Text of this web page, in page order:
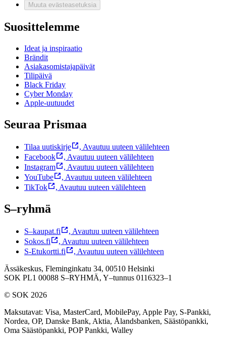
Muuta evästeasetuksia
Suosittelemme
Ideat ja inspiraatio
Brändit
Asiakasomistajapäivät
Tilipäivä
Black Friday
Cyber Monday
Apple-uutuudet
Seuraa Prismaa
Tilaa uutiskirje , Avautuu uuteen välilehteen
Facebook
, Avautuu uuteen välilehteen
Instagram
, Avautuu uuteen välilehteen
YouTube
, Avautuu uuteen välilehteen
TikTok
, Avautuu uuteen välilehteen
S–ryhmä
S–kaupat.fi , Avautuu uuteen välilehteen
Sokos.fi
, Avautuu uuteen välilehteen
S-Etukortti.fi
, Avautuu uuteen välilehteen
Ässäkeskus, Fleminginkatu 34, 00510 Helsinki
SOK PL1 00088 S–RYHMÄ, Y–tunnus 0116323–1
© SOK 2026
Maksutavat: Visa, MasterCard, MobilePay, Apple Pay, S-Pankki,
Nordea, OP, Danske Bank, Aktia, Ålandsbanken, Säästöpankki,
Oma Säästöpankki, POP Pankki, Walley